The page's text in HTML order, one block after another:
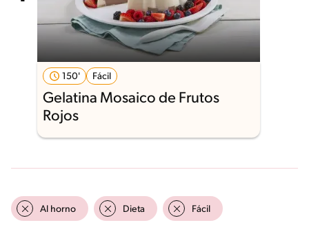
150' Fácil
Gelatina Mosaico de Frutos
Rojos
Al horno Dieta Fácil